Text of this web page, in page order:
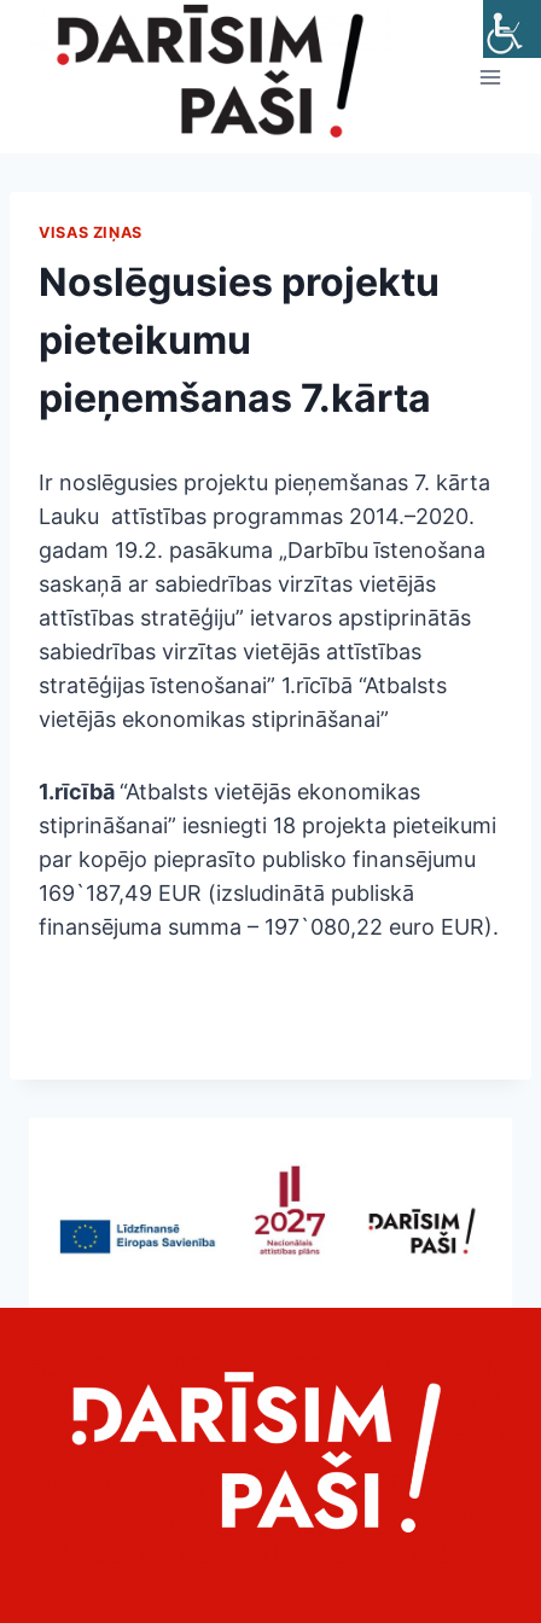
VISAS ZIŅAS
Noslēgusies projektu
pieteikumu
pieņemšanas 7.kārta
Ir noslēgusies projektu pieņemšanas 7. kārta
Lauku attīstības programmas 2014.–2020.
gadam 19.2. pasākuma „Darbību īstenošana
saskaņā ar sabiedrības virzītas vietējās
attīstības stratēģiju” ietvaros apstiprinātās
sabiedrības virzītas vietējās attīstības
stratēģijas īstenošanai” 1.rīcībā “Atbalsts
vietējās ekonomikas stiprināšanai”
1.rīcībā“Atbalsts vietējās ekonomikas
stiprināšanai” iesniegti 18 projekta pieteikumi
par kopējo pieprasīto publisko finansējumu
169`187,49 EUR (izsludinātā publiskā
finansējuma summa – 197`080,22 euro EUR).